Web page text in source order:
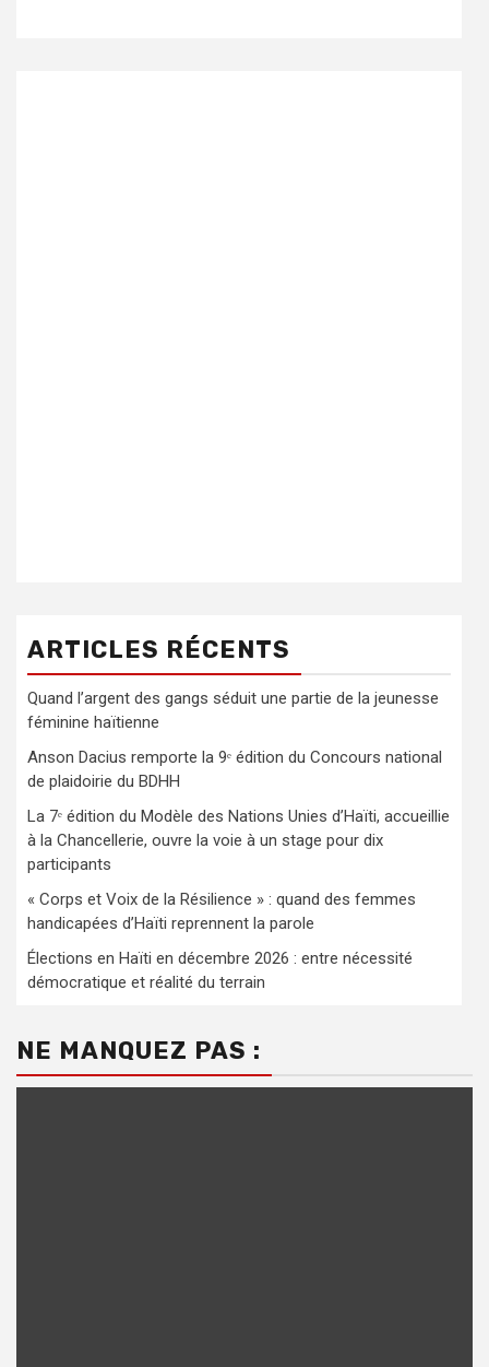
ARTICLES RÉCENTS
Quand l’argent des gangs séduit une partie de la jeunesse
féminine haïtienne
Anson Dacius remporte la 9ᵉ édition du Concours national
de plaidoirie du BDHH
La 7ᵉ édition du Modèle des Nations Unies d’Haïti, accueillie
à la Chancellerie, ouvre la voie à un stage pour dix
participants
« Corps et Voix de la Résilience » : quand des femmes
handicapées d’Haïti reprennent la parole
Élections en Haïti en décembre 2026 : entre nécessité
démocratique et réalité du terrain
NE MANQUEZ PAS :